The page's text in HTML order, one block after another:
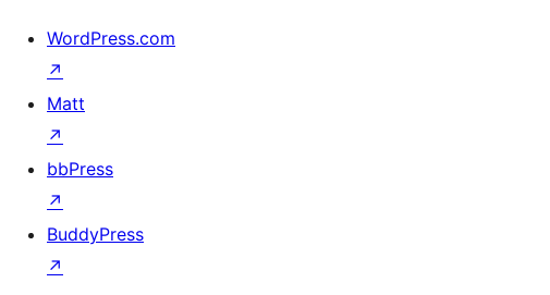
WordPress.com
↗
Matt
↗
bbPress
↗
BuddyPress
↗